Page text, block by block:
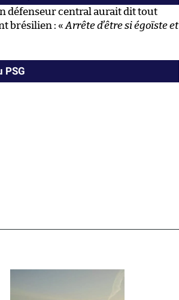
défenseur central aurait dit tout
brésilien : « Arrête d’être si égoïste et
PSG